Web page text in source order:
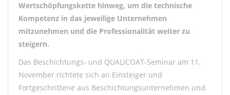
Wertschöpfungskette hinweg, um die technische
Kompetenz in das jeweilige Unternehmen
mitzunehmen und die Professionalität weiter zu
steigern.
Das Beschichtungs- und QUALICOAT-Seminar am 11.
November richtete sich an Einsteiger und
Fortgeschrittene aus Beschichtungsunternehmen und